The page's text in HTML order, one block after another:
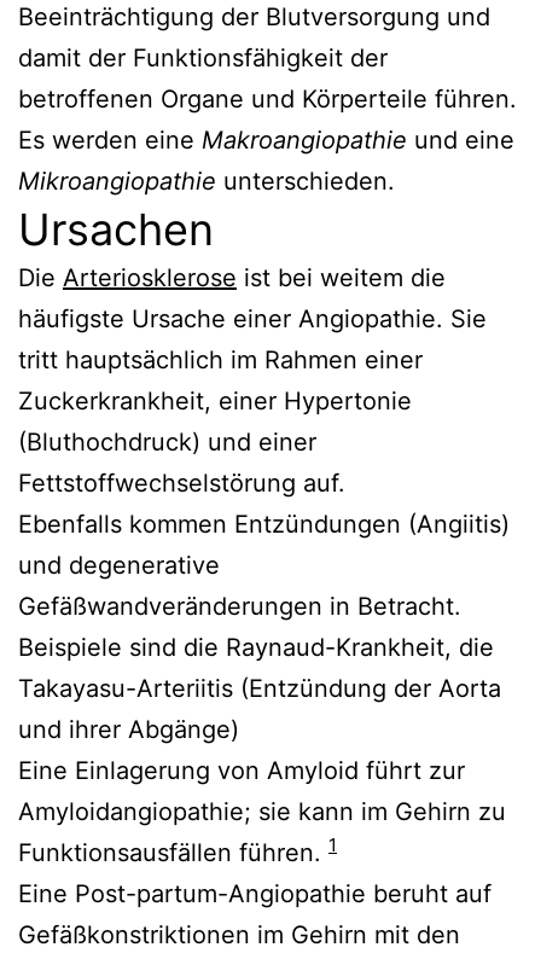
Beeinträchtigung der Blutversorgung und
damit der Funktionsfähigkeit der
betroffenen Organe und Körperteile führen.
Es werden eine Makroangiopathie und eine
Mikroangiopathie unterschieden.
Ursachen
Die Arteriosklerose ist bei weitem die
häufigste Ursache einer Angiopathie. Sie
tritt hauptsächlich im Rahmen einer
Zuckerkrankheit, einer Hypertonie
(Bluthochdruck) und einer
Fettstoffwechselstörung auf.
Ebenfalls kommen Entzündungen (Angiitis)
und degenerative
Gefäßwandveränderungen in Betracht.
Beispiele sind die Raynaud-Krankheit, die
Takayasu-Arteriitis (Entzündung der Aorta
und ihrer Abgänge)
Eine Einlagerung von Amyloid führt zur
Amyloidangiopathie; sie kann im Gehirn zu
Funktionsausfällen führen. 1
Eine Post-partum-Angiopathie beruht auf
Gefäßkonstriktionen im Gehirn mit den